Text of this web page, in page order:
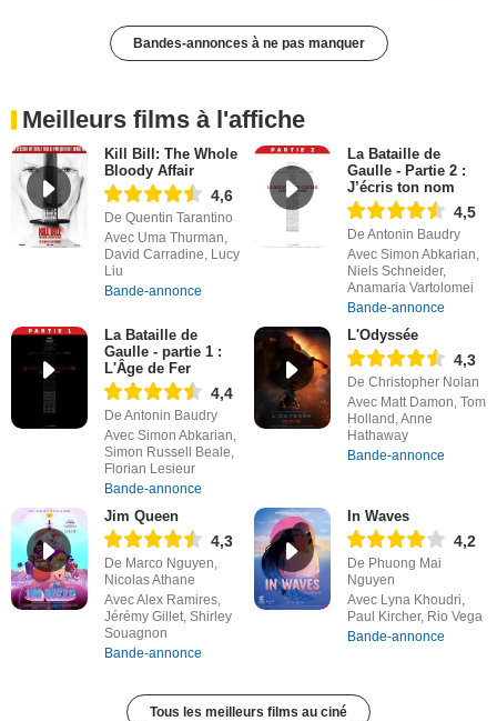
Bandes-annonces à ne pas manquer
Meilleurs films à l'affiche
Kill Bill: The Whole
Bloody Affair
4,6
De Quentin Tarantino
Avec Uma Thurman,
David Carradine, Lucy
Liu
Bande-annonce
La Bataille de
Gaulle - Partie 2 :
J’écris ton nom
4,5
De Antonin Baudry
Avec Simon Abkarian,
Niels Schneider,
Anamaria Vartolomei
Bande-annonce
La Bataille de
Gaulle - partie 1 :
L'Âge de Fer
4,4
De Antonin Baudry
Avec Simon Abkarian,
Simon Russell Beale,
Florian Lesieur
Bande-annonce
L'Odyssée
4,3
De Christopher Nolan
Avec Matt Damon, Tom
Holland, Anne
Hathaway
Bande-annonce
Jim Queen
4,3
De Marco Nguyen,
Nicolas Athane
Avec Alex Ramires,
Jérémy Gillet, Shirley
Souagnon
Bande-annonce
In Waves
4,2
De Phuong Mai
Nguyen
Avec Lyna Khoudri,
Paul Kircher, Rio Vega
Bande-annonce
Tous les meilleurs films au ciné